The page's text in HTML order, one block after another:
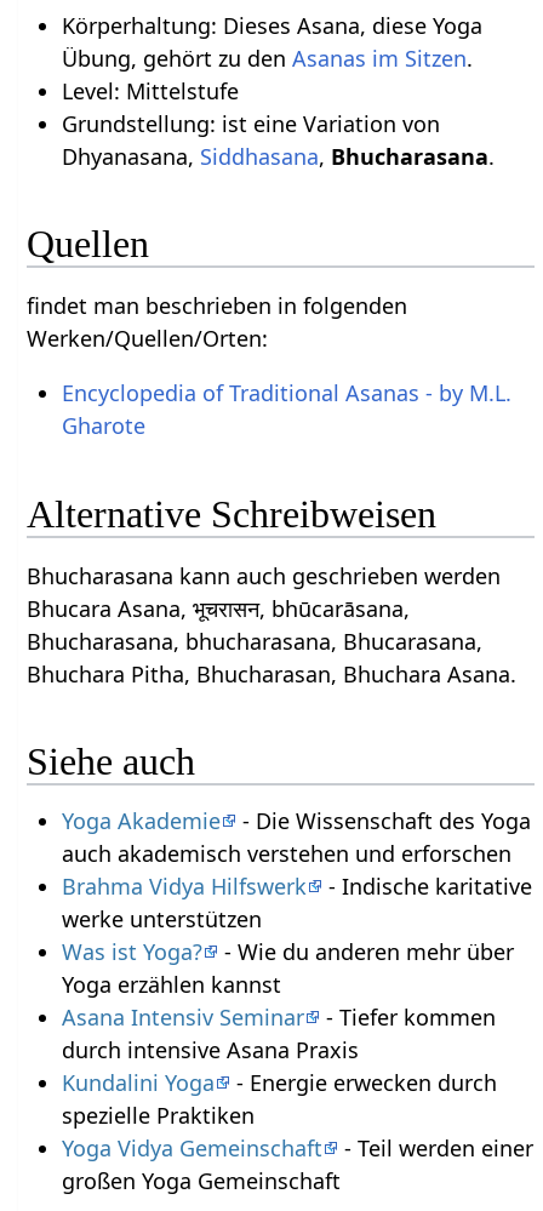
Körperhaltung: Dieses Asana, diese Yoga
Übung, gehört zu den Asanas im Sitzen.
Level: Mittelstufe
Grundstellung: ist eine Variation von
Dhyanasana, Siddhasana, Bhucharasana.
Quellen
findet man beschrieben in folgenden
Werken/Quellen/Orten:
Encyclopedia of Traditional Asanas - by M.L.
Gharote
Alternative Schreibweisen
Bhucharasana kann auch geschrieben werden
Bhucara Asana, भूचरासन, bhūcarāsana,
Bhucharasana, bhucharasana, Bhucarasana,
Bhuchara Pitha, Bhucharasan, Bhuchara Asana.
Siehe auch
Yoga Akademie
- Die Wissenschaft des Yoga
auch akademisch verstehen und erforschen
Brahma Vidya Hilfswerk
- Indische karitative
werke unterstützen
Was ist Yoga?
- Wie du anderen mehr über
Yoga erzählen kannst
Asana Intensiv Seminar
- Tiefer kommen
durch intensive Asana Praxis
Kundalini Yoga
- Energie erwecken durch
spezielle Praktiken
Yoga Vidya Gemeinschaft
- Teil werden einer
großen Yoga Gemeinschaft